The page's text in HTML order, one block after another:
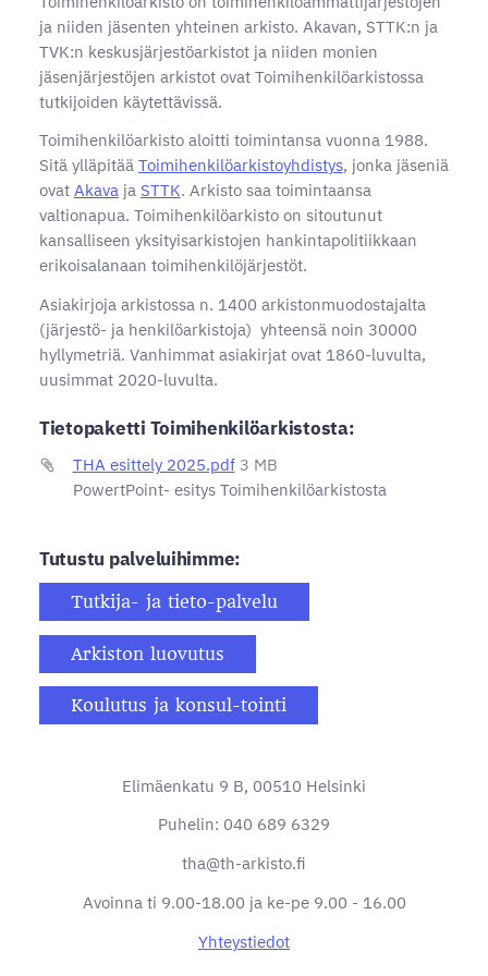
ja niiden jäsenten yhteinen arkisto. Akavan, STTK:n ja
TVK:n keskusjärjestöarkistot ja niiden monien
jäsenjärjestöjen arkistot ovat Toimihenkilöarkistossa
tutkijoiden käytettävissä.
Toimihenkilöarkisto aloitti toimintansa vuonna 1988.
Sitä ylläpitää Toimihenkilöarkistoyhdistys, jonka jäseniä
ovat Akavaja STTK. Arkisto saa toimintaansa
valtionapua. Toimihenkilöarkisto on sitoutunut
kansalliseen yksityisarkistojen hankintapolitiikkaan
erikoisalanaan toimihenkilöjärjestöt.
Asiakirjoja arkistossa n. 1400 arkistonmuodostajalta
(järjestö- ja henkilöarkistoja) yhteensä noin 30000
hyllymetriä. Vanhimmat asiakirjat ovat 1860-luvulta,
uusimmat 2020-luvulta.
Tietopaketti Toimihenkilöarkistosta:
THA esittely 2025.pdf 3 MB
PowertPoint- esitys Toimihenkilöarkistosta
Tutustu palveluihimme:
Tutkija- ja tieto-palvelu
Arkiston luovutus
Koulutus ja konsul-tointi
Elimäenkatu 9 B, 00510 Helsinki
Puhelin: 040 689 6329
tha@th-arkisto.fi
Avoinna ti 9.00-18.00 ja ke-pe 9.00 - 16.00
Yhteystiedot